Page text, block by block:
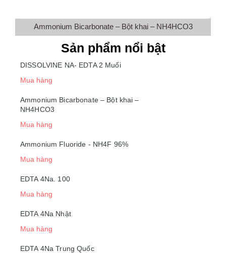
Ammonium Bicarbonate – Bột khai – NH4HCO3
Sản phẩm nổi bật
DISSOLVINE NA- EDTA 2 Muối
Mua hàng
Ammonium Bicarbonate – Bột khai –
NH4HCO3
Mua hàng
Ammonium Fluoride - NH4F 96%
Mua hàng
EDTA 4Na. 100
Mua hàng
EDTA 4Na Nhật
Mua hàng
EDTA 4Na Trung Quốc